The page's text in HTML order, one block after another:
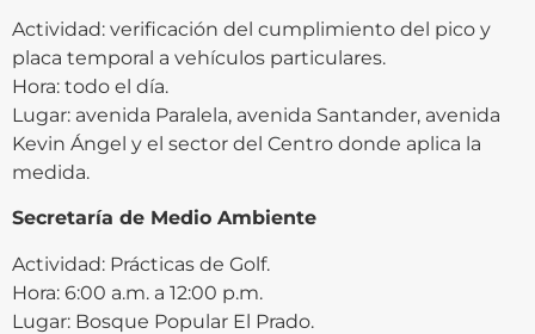
Actividad: verificación del cumplimiento del pico y
placa temporal a vehículos particulares.
Hora: todo el día.
Lugar: avenida Paralela, avenida Santander, avenida
Kevin Ángel y el sector del Centro donde aplica la
medida.
Secretaría de Medio Ambiente
Actividad: Prácticas de Golf.
Hora: 6:00 a.m. a 12:00 p.m.
Lugar: Bosque Popular El Prado.